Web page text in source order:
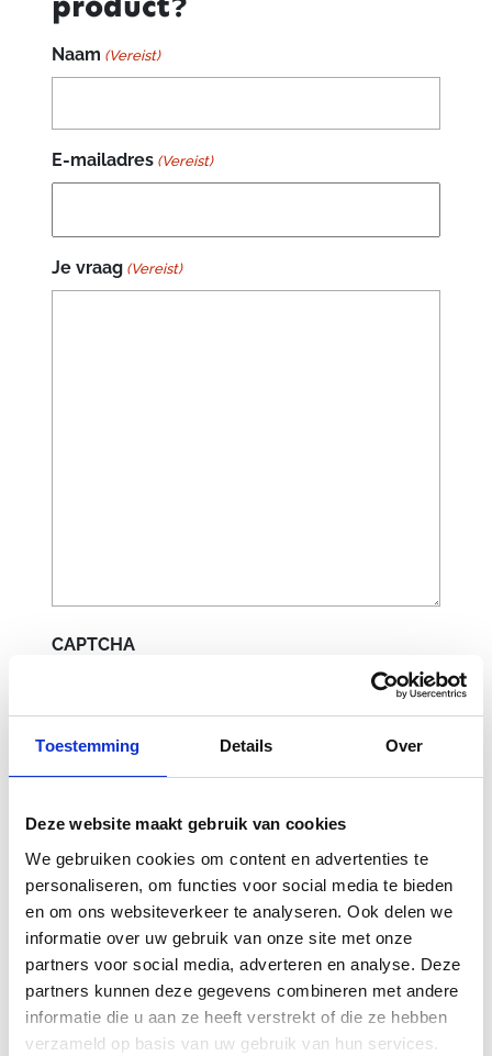
Toestemming Details Over
Deze website maakt gebruik van cookies
We gebruiken cookies om content en advertenties te
personaliseren, om functies voor social media te bieden
en om ons websiteverkeer te analyseren. Ook delen we
informatie over uw gebruik van onze site met onze
partners voor social media, adverteren en analyse. Deze
partners kunnen deze gegevens combineren met andere
informatie die u aan ze heeft verstrekt of die ze hebben
verzameld op basis van uw gebruik van hun services.
Naam (Vereist)
E-mailadres (Vereist)
Je vraag (Vereist)
CAPTCHA
Gerelateerde
producten